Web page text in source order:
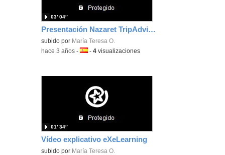
Presentación Nazaret TripAdvisor
subido por María Teresa O.
03′ 04″
-hace 3 años -Idioma:
-4 visualizaciones
Vídeo explicativo eXeLearning
subido por María Teresa O.
01′ 34″